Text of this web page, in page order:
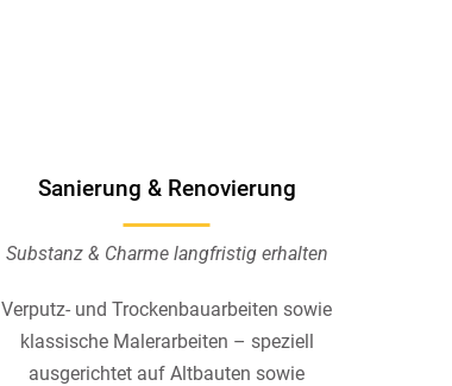
Sanierung & Renovierung
Substanz & Charme langfristig erhalten
Verputz- und Trockenbauarbeiten sowie
klassische Malerarbeiten – speziell
ausgerichtet auf Altbauten sowie